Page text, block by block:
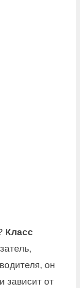
Класс
он
зависит от